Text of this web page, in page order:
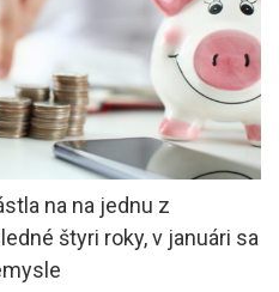
na na jednu z
štyri roky, v januári sa